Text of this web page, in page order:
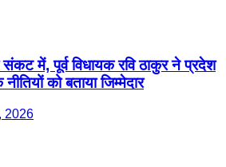
में, पूर्व विधायक रवि ठाकुर ने प्रदेश
को बताया जिम्मेदार
2026